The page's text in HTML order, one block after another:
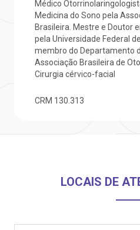
Saiba mais
Endereço:
R. Martiniano de Carvalho, 965
de Bioética
atendimento
Médico
Medicina do Sono pela
Brasileira. Mestre e Doutor
pela Universidade Federal
membro do Departamento
Associação Brasileira de
Cirurgia cérvico-facial
CRM 130.313
LOCAIS DE